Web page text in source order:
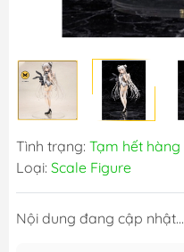
Tình trạng: Tạm hết hàng
Loại: Scale Figure
Nội dung đang cập nhật...